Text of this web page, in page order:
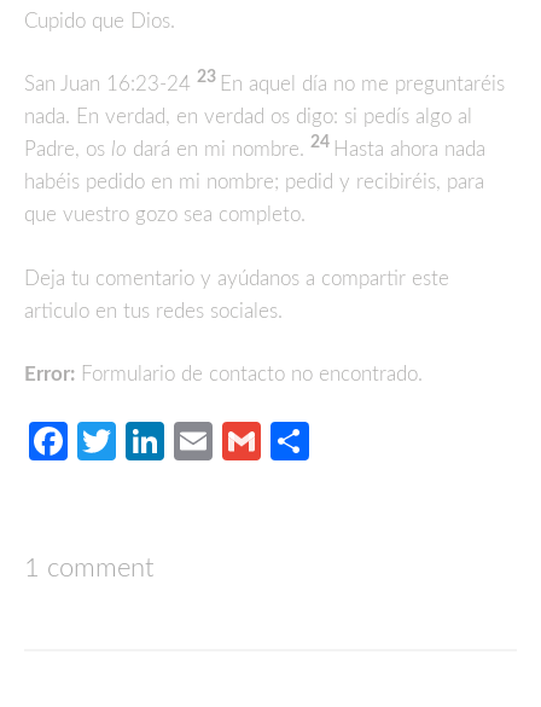
Cupido que Dios.
San Juan 16:23-24 23 En aquel día no me preguntaréis
nada. En verdad, en verdad os digo: si pedís algo al
Padre, os lo dará en mi nombre. 24 Hasta ahora nada
habéis pedido en mi nombre; pedid y recibiréis, para
que vuestro gozo sea completo.
Deja tu comentario y ayúdanos a compartir este
articulo en tus redes sociales.
Error: Formulario de contacto no encontrado.
Facebook
TwitterLinkedIn
EmailGmail
1 comment